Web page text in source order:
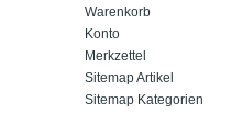
Warenkorb
Konto
Merkzettel
Sitemap Artikel
Sitemap Kategorien